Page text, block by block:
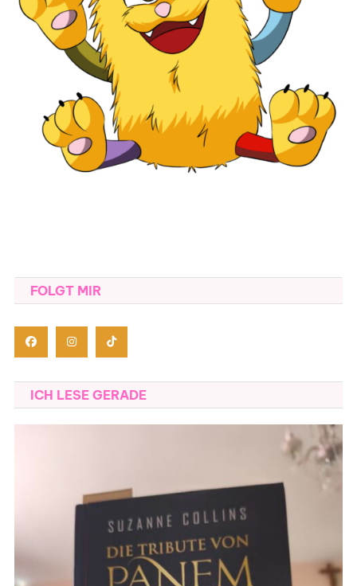
FOLGT MIR
ICH LESE GERADE